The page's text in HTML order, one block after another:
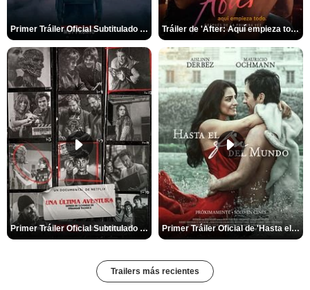
Primer Tráiler Oficial Subtitulado de 'La Noche Del Demonio: Están Entre Nosotros' Tráiler de 'After: Aquí empieza todo'
Primer Tráiler Oficial Subtitulado de 'Una última aventura: Detrás de cámaras de Stranger Things 5' Primer Tráiler Oficial de 'Hasta el fin del mundo'
Trailers más recientes